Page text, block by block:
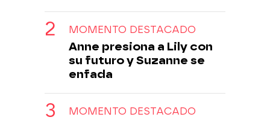
MOMENTO DESTACADO
Anne presiona a Lily con
su futuro y Suzanne se
enfada
MOMENTO DESTACADO